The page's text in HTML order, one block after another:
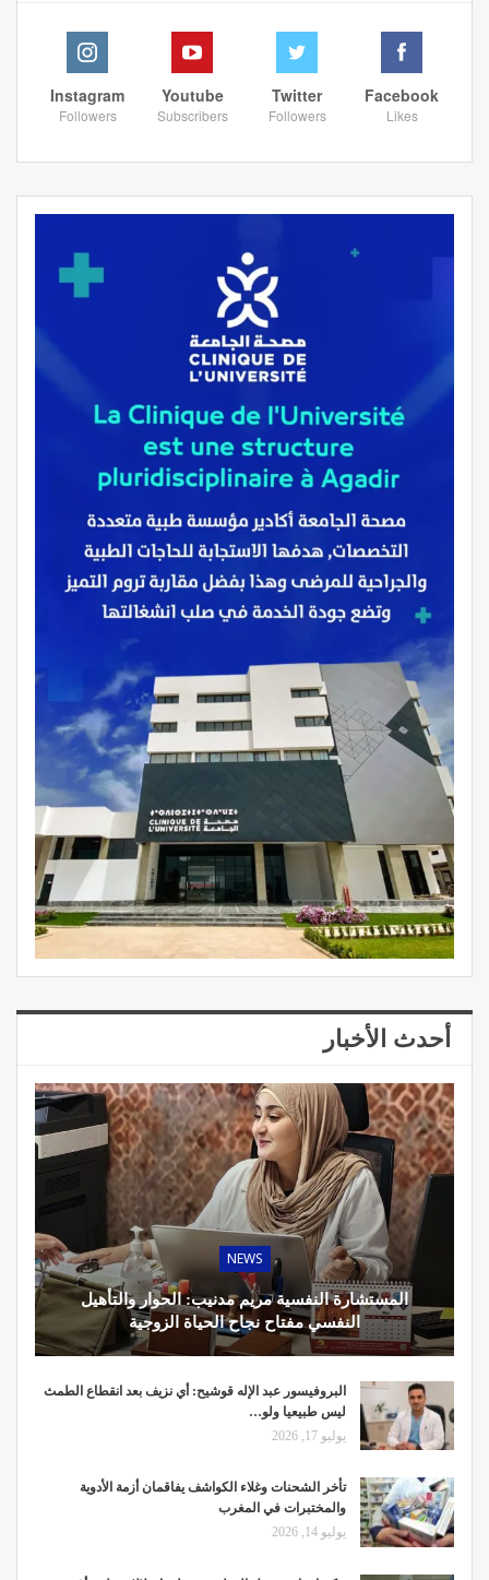
Facebook
Likes
Twitter
Followers
Youtube
Subscribers
Instagram
Followers
أحدث الأخبار
NEWS
المستشارة النفسية مريم مدنيب: الحوار والتأهيل
النفسي مفتاح نجاح الحياة الزوجية
البروفيسور عبد الإله قوشيح: أي نزيف بعد انقطاع الطمث
ليس طبيعيا ولو…
يوليو 17, 2026
تأخر الشحنات وغلاء الكواشف يفاقمان أزمة الأدوية
والمختبرات في المغرب
يوليو 14, 2026